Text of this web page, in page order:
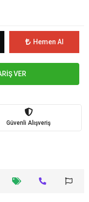
Hemen Al
VER
Güvenli Alışveriş